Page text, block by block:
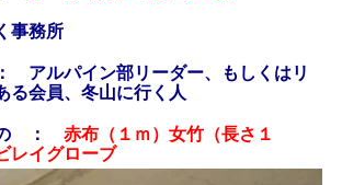
事務所
アルパイン部リーダー、もしくはリ
る会員、冬山に行く人
の ：赤布（１ｍ）女竹（長さ１
レイグローブ